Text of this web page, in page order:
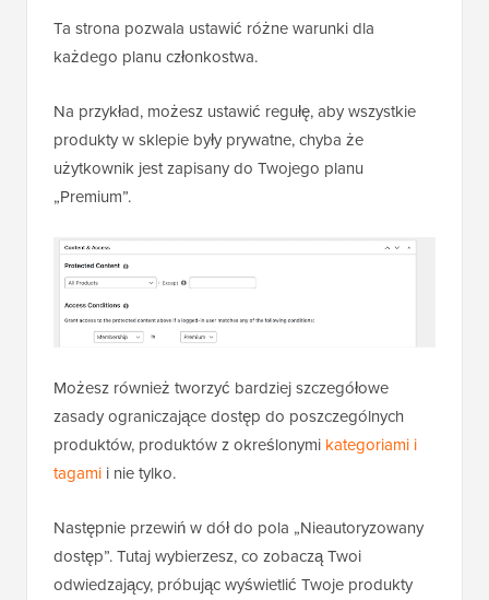
Ta strona pozwala ustawić różne warunki dla
każdego planu członkostwa.
Na przykład, możesz ustawić regułę, aby wszystkie
produkty w sklepie były prywatne, chyba że
użytkownik jest zapisany do Twojego planu
„Premium”.
Możesz również tworzyć bardziej szczegółowe
zasady ograniczające dostęp do poszczególnych
produktów, produktów z określonymi kategoriami i
tagami i nie tylko.
Następnie przewiń w dół do pola „Nieautoryzowany
dostęp”. Tutaj wybierzesz, co zobaczą Twoi
odwiedzający, próbując wyświetlić Twoje produkty